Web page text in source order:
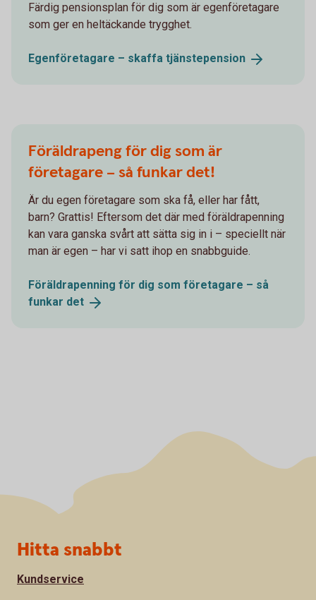
Färdig pensionsplan för dig som är egenföretagare
som ger en heltäckande trygghet.
Egenföretagare – skaffa tjänste­pension
Föräldrapeng för dig som är
företagare – så funkar det!
Är du egen företagare som ska få, eller har fått,
barn? Grattis! Eftersom det där med föräldrapenning
kan vara ganska svårt att sätta sig in i – speciellt när
man är egen – har vi satt ihop en snabbguide.
Föräldrapenning för dig som företagare – så
funkar det
Sidfot
Hitta snabbt
Kundservice